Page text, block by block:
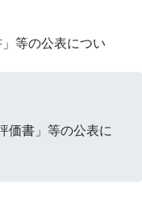
価書」等の公表に